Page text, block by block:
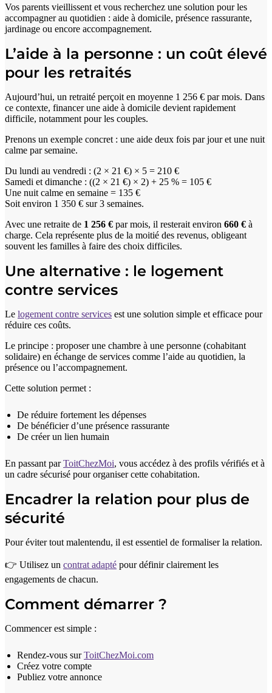
Vos parents vieillissent et vous recherchez une solution pour les
accompagner au quotidien : aide à domicile, présence rassurante,
jardinage ou encore accompagnement.
L’aide à la personne : un coût élevé
pour les retraités
Aujourd’hui, un retraité perçoit en moyenne 1 256 € par mois. Dans
ce contexte, financer une aide à domicile devient rapidement
difficile, notamment pour les couples.
Prenons un exemple concret : une aide deux fois par jour et une nuit
calme par semaine.
Du lundi au vendredi : (2 × 21 €) × 5 = 210 €
Samedi et dimanche : ((2 × 21 €) × 2) + 25 % = 105 €
Une nuit calme en semaine = 135 €
Soit environ 1 350 € sur 3 semaines.
Avec une retraite de 1 256 € par mois, il resterait environ 660 € à
charge. Cela représente plus de la moitié des revenus, obligeant
souvent les familles à faire des choix difficiles.
Une alternative : le logement
contre services
Le logement contre services est une solution simple et efficace pour
réduire ces coûts.
Le principe : proposer une chambre à une personne (cohabitant
solidaire) en échange de services comme l’aide au quotidien, la
présence ou l’accompagnement.
Cette solution permet :
De réduire fortement les dépenses
De bénéficier d’une présence rassurante
De créer un lien humain
En passant parToitChezMoi, vous accédez à des profils vérifiés et à
un cadre sécurisé pour organiser cette cohabitation.
Encadrer la relation pour plus de
sécurité
Pour éviter tout malentendu, il est essentiel de formaliser la relation.
👉 Utilisez un contrat adapté pour définir clairement les
engagements de chacun.
Comment démarrer ?
Commencer est simple :
Rendez-vous surToitChezMoi.com
Créez votre compte
Publiez votre annonce